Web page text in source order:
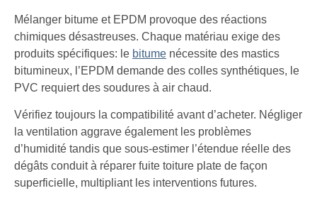
Mélanger bitume et EPDM provoque des réactions
chimiques désastreuses. Chaque matériau exige des
produits spécifiques: le bitume nécessite des mastics
bitumineux, l’EPDM demande des colles synthétiques, le
PVC requiert des soudures à air chaud.
Vérifiez toujours la compatibilité avant d’acheter. Négliger
la ventilation aggrave également les problèmes
d’humidité tandis que sous-estimer l’étendue réelle des
dégâts conduit à réparer fuite toiture plate de façon
superficielle, multipliant les interventions futures.